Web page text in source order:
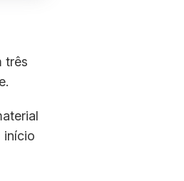
três
início